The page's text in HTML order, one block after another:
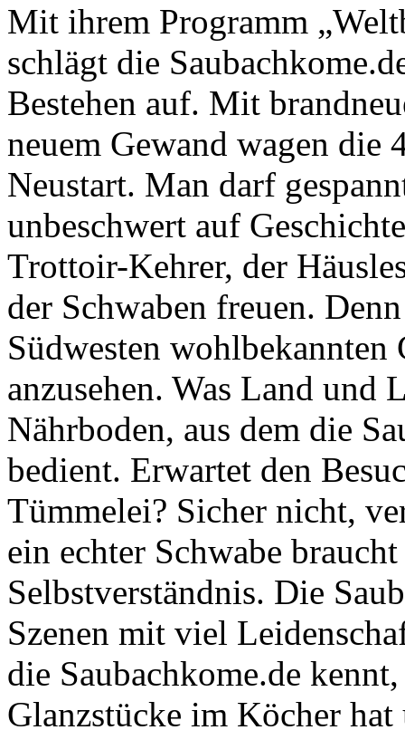
Mit ihrem Programm
schlägt die
Bestehen auf. Mit
neuem Gewand wagen die
Neustart. Man darf
unbeschwert auf
Trottoir-Kehrer, der
der Schwaben freuen.
Südwesten
anzusehen. Was Land und
Nährboden, aus dem die
bedient. Erwartet den
Tümmelei? Sicher nicht,
ein echter Schwabe
Selbstverständnis. Die
Szenen mit viel
die Saubachkome.de
Glanzstücke im Köcher hat